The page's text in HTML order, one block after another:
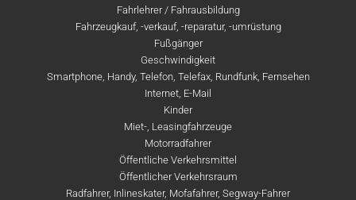
Fahrlehrer / Fahrausbildung
Fahrzeugkauf, -verkauf, -reparatur, -umrüstung
Fußgänger
Geschwindigkeit
Smartphone, Handy, Telefon, Telefax, Rundfunk, Fernsehen
Internet, E-Mail
Kinder
Miet-, Leasingfahrzeuge
Motorradfahrer
Öffentliche Verkehrsmittel
Öffentlicher Verkehrsraum
Radfahrer, Inlineskater, Mofafahrer, Segway-Fahrer